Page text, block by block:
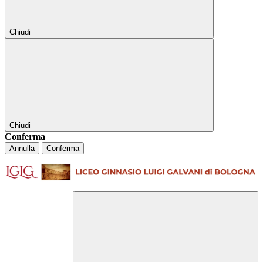
Chiudi
Chiudi
Conferma
Annulla Conferma